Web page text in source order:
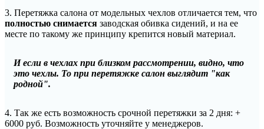
3. Перетяжка салона от модельных чехлов отличается тем, что
полностью снимается заводская обивка сидений, и на ее
месте по такому же принципу крепится новый материал.
И если в чехлах при близком рассмотрении, видно, что
это чехлы. То при перетяжке салон выглядит "как
родной".
4. Так же есть возможность срочной перетяжки за 2 дня: +
6000 руб. Возможность уточняйте у менеджеров.